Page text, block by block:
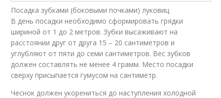
Посадка зубками (боковыми почками) луковиц
В день посадки необходимо сформировать грядки
шириной от 1 до 2 метров. Зубки высаживают на
расстоянии друг от друга 15 – 20 сантиметров и
углубляют от пяти до семи сантиметров. Вес зубков
должен составлять не менее 4 грамм. Место посадки
сверху присыпается гумусом на сантиметр.
Чеснок должен укорениться до наступления холодной